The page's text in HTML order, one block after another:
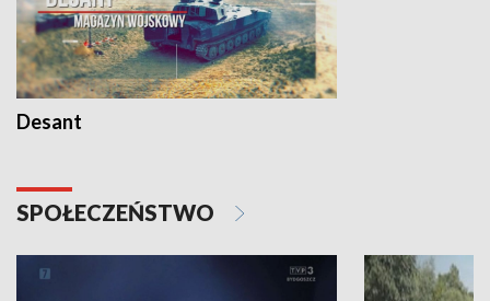
Desant
SPOŁECZEŃSTWO